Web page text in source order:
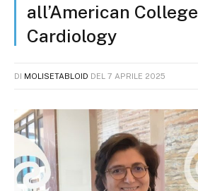
all’American
Cardiology
DI MOLISETABLOID DEL 7 APRILE 2025